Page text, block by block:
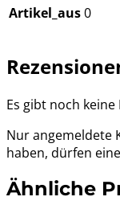
Artikel_aus0
Es gibt noch keine
Nur angemeldete
haben, dürfen
Ähnliche